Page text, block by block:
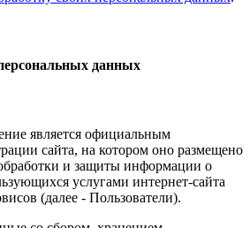
данных
является официальным
сайта, на котором оно размещено
и защиты информации о
услугами интернет-сайта
(далее - Пользователи).